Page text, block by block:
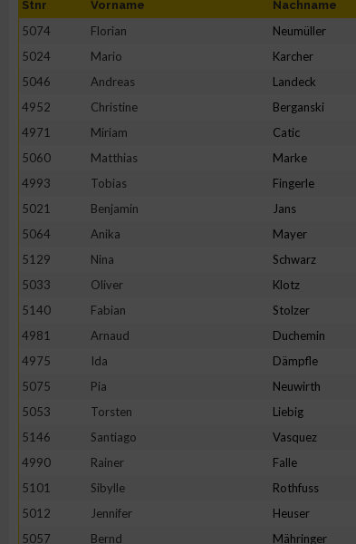
Stnr Vorname Nachname
5074 Florian Neumüller
5024
Mario Karcher
5046
Andreas Landeck
4952
Christine Berganski
4971
Miriam Catic
5060
Matthias Marke
4993
Tobias Fingerle
5021
Benjamin Jans
5064
Anika Mayer
5129
Nina Schwarz
5033
Oliver Klotz
5140
Fabian Stolzer
4981
Arnaud Duchemin
4975
Ida Dämpfle
5075
Pia Neuwirth
5053
Torsten Liebig
5146
Santiago Vasquez
4990
Rainer Falle
5101
Sibylle Rothfuss
5012
Jennifer Heuser
5057
Bernd Mähringer